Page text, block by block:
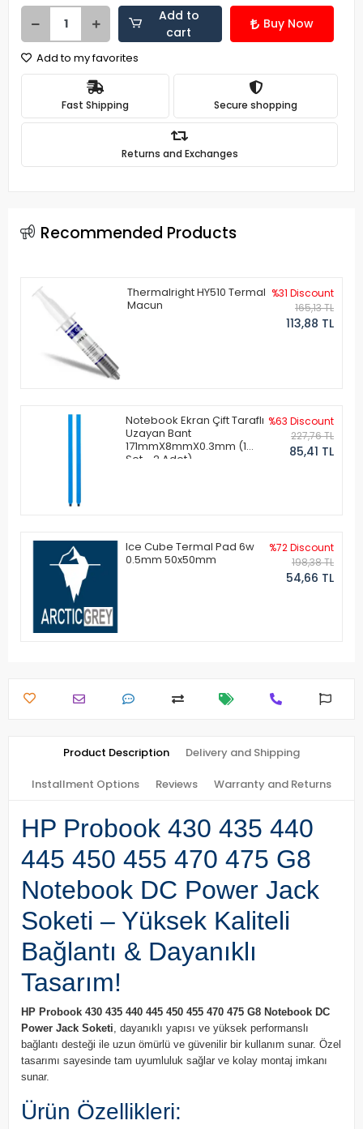
Add to
cart
Buy Now
Add to my favorites
Fast Shipping Secure shopping
Returns and Exchanges
Recommended Products
Thermalright HY510 Termal
Macun
%31 Discount
165,13 TL
113,88 TL
Notebook Ekran Çift Taraflı
Uzayan Bant
171mmX8mmX0.3mm (1
Set - 2 Adet)
%63 Discount
227,76 TL
85,41 TL
Ice Cube Termal Pad 6w
0.5mm 50x50mm
%72 Discount
198,38 TL
54,66 TL
Product Description Delivery and Shipping
Installment Options Reviews Warranty and Returns
HP Probook 430 435 440
445 450 455 470 475 G8
Notebook DC Power Jack
Soketi – Yüksek Kaliteli
Bağlantı & Dayanıklı
Tasarım!
HP Probook 430 435 440 445 450 455 470 475 G8 Notebook DC
Power Jack Soketi, dayanıklı yapısı ve yüksek performanslı
bağlantı desteği ile uzun ömürlü ve güvenilir bir kullanım sunar. Özel
tasarımı sayesinde tam uyumluluk sağlar ve kolay montaj imkanı
sunar.
Ürün Özellikleri: